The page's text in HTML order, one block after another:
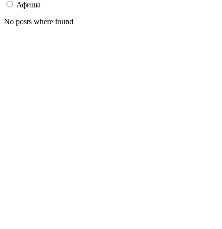
Афиша
No posts where found